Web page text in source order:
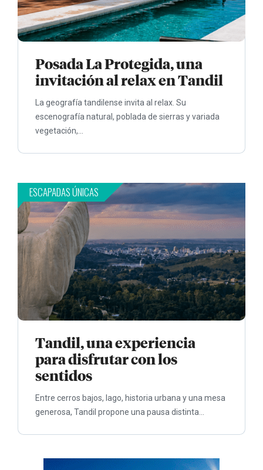
Posada La Protegida, una
invitación al relax en Tandil
La geografía tandilense invita al relax. Su
escenografía natural, poblada de sierras y variada
vegetación,...
ESCAPADAS ÚNICAS
Tandil, una experiencia
para disfrutar con los
sentidos
Entre cerros bajos, lago, historia urbana y una mesa
generosa, Tandil propone una pausa distinta...